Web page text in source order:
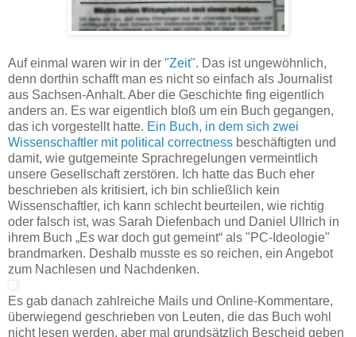
Auf einmal waren wir in der "Zeit". Das ist ungewöhnlich,
denn dorthin schafft man es nicht so einfach als Journalist
aus Sachsen-Anhalt. Aber die Geschichte fing eigentlich
anders an. Es war eigentlich bloß um ein Buch gegangen,
das ich vorgestellt hatte. Ein Buch, in dem sich zwei
Wissenschaftler mit political correctness beschäftigten und
damit, wie gutgemeinte Sprachregelungen vermeintlich
unsere Gesellschaft zerstören. Ich hatte das Buch eher
beschrieben als kritisiert, ich bin schließlich kein
Wissenschaftler, ich kann schlecht beurteilen, wie richtig
oder falsch ist, was Sarah Diefenbach und Daniel Ullrich in
ihrem Buch „Es war doch gut gemeint“ als "PC-Ideologie"
brandmarken. Deshalb musste es so reichen, ein Angebot
zum Nachlesen und Nachdenken.
Es gab danach zahlreiche Mails und Online-Kommentare,
überwiegend geschrieben von Leuten, die das Buch wohl
nicht lesen werden, aber mal grundsätzlich Bescheid geben